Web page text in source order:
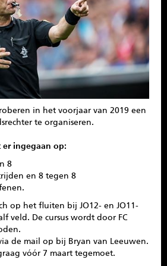
in het voorjaar van 2019 een
te organiseren.
er ingegaan op:
8
en 8 tegen 8
op het fluiten bij JO12- en JO11-
veld. De cursus wordt door FC
via de mail op bij Bryan van Leeuwen.
vóór 7 maart tegemoet.